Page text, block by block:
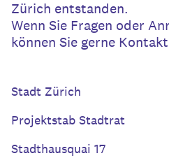
Zürich entstanden.
Wenn Sie Fragen oder
können Sie gerne
Stadt Zürich
Projektstab Stadtrat
Stadthausquai 17